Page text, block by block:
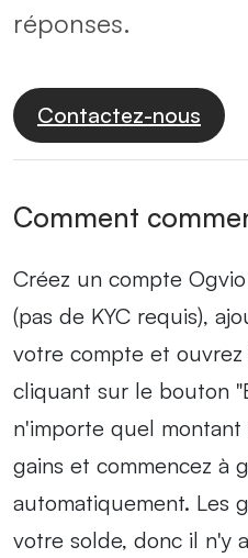
réponses.
Contactez-nous
Comment
Créez un compte
(pas de KYC requis),
votre compte et ouvrez
cliquant sur le bouton
n'importe quel
gains et commencez à
automatiquement. Les
votre solde, donc il n'y